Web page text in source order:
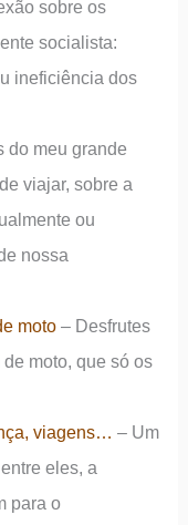
sobre os
socialista:
ineficiência dos
do meu grande
viajar, sobre a
ou
nossa
moto– Desfrutes
moto, que só os
viagens… – Um
eles, a
para o